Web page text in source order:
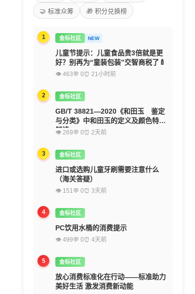
🤝 标准众筹 🎁 积分兑换榜
1 金标社区 NEW
儿童节提示：儿童食品贵3倍就是更
好？别再为“童装包装”交智商税了🍼
👁 463💬 0⏰ 21小时前
2 金标社区
GB/T 38821—2020《和田玉 鉴定
与分类》中和田玉的定义及颜色特征
解读
👁 269💬 0⏰ 2天前
3 金标社区
进口或选购儿童牙刷需要注意什么
（海关答疑）
👁 151💬 0⏰ 3天前
4 金标社区
PC饮用水桶的消费提示
👁 499💬 0⏰ 4天前
5 金标社区
放心消费标准化在行动——标准助力
美好生活 激发消费新动能